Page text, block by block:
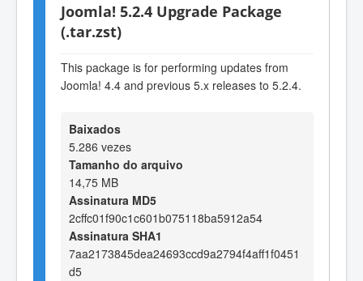
Joomla! 5.2.4 Upgrade Package
(.tar.zst)
This package is for performing updates from
Joomla! 4.4 and previous 5.x releases to 5.2.4.
Baixados
5.286 vezes
Tamanho do arquivo
14,75 MB
Assinatura MD5
2cffc01f90c1c601b075118ba5912a54
Assinatura SHA1
7aa2173845dea24693ccd9a2794f4aff1f0451
d5